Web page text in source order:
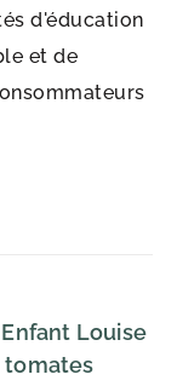
d'éducation
et de
Louise
tomates